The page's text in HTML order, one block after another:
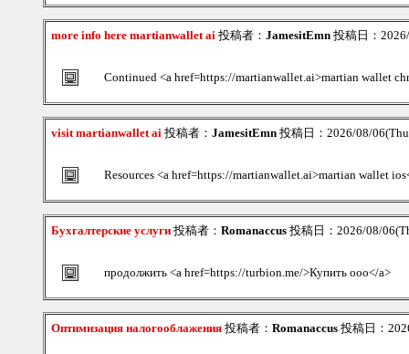
more info here martianwallet ai 投稿者： JamesitEmn 投稿日：
Continued <a href=https://martianwallet.ai>martian wallet
visit martianwallet ai 投稿者： JamesitEmn 投稿日：2026/08/
Resources <a href=https://martianwallet.ai>martian wallet
Бухгалтерские услуги 投稿者： Romanaccus 投稿日：2026/08/
продолжить <a href=https://turbion.me/>Купить ооо</a>
Оптимизация налогооблажения 投稿者： Romanaccus 投稿日：